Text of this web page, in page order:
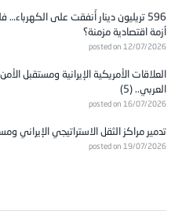
596 تريليون دينار أُنفقت على
أزمة اقتصادية مزمنة؟
posted on 12/07/2026
العلاقات الأمريكية الإيرانية ومستقبل
العربي.. (5)
posted on 16/07/2026
تدمير مراكز الثقل الاستراتيجي الإيراني
posted on 19/07/2026